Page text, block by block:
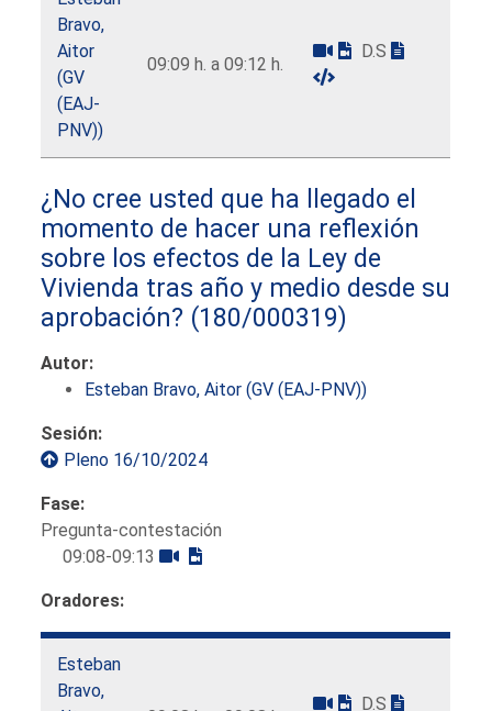
Bravo,
Aitor
(GV
(EAJ-
PNV))
09:09 h. a 09:12 h.
D.S
¿No cree usted que ha llegado el
momento de hacer una reflexión
sobre los efectos de la Ley de
Vivienda tras año y medio desde su
aprobación? (180/000319)
Autor:
Esteban Bravo, Aitor (GV (EAJ-PNV))
Sesión:
Pleno 16/10/2024
Fase:
Pregunta-contestación
09:08-09:13
Oradores:
Esteban
Bravo,
D.S